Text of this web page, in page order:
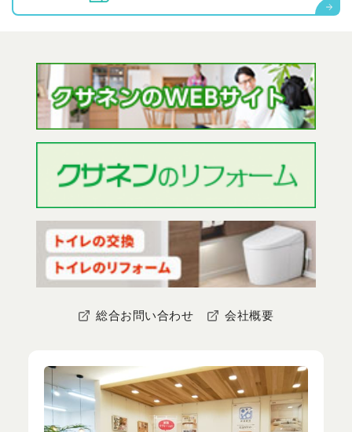
総合お問い合わせ 会社概要